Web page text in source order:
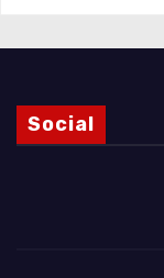
Social